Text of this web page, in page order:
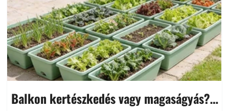
Balkon kertészkedés vagy magaságyás?